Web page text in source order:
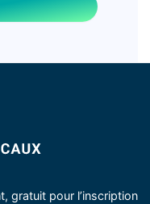
gratuit pour l’inscription